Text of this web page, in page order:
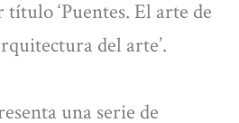
‘Puentes. El arte de
del arte’.
una serie de